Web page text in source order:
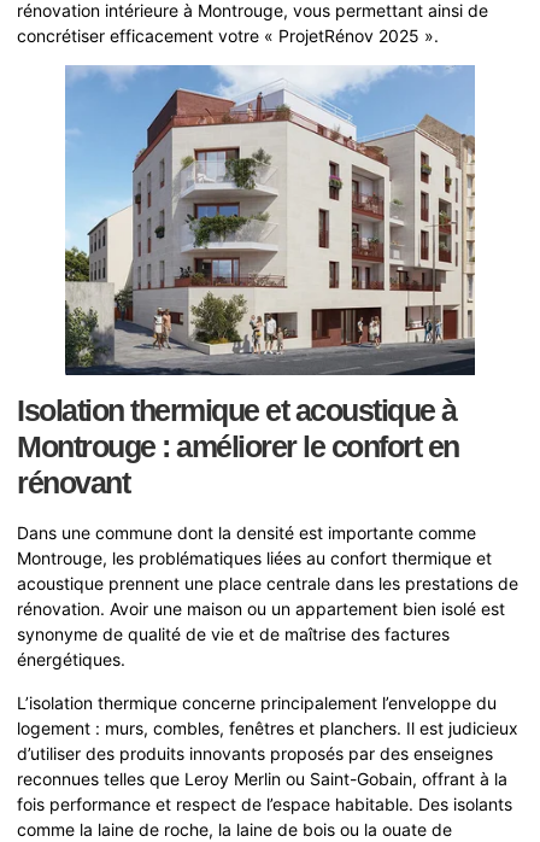
rénovation intérieure à Montrouge, vous permettant ainsi de
concrétiser efficacement votre « ProjetRénov 2025 ».
Isolation thermique et acoustique à
Montrouge : améliorer le confort en
rénovant
Dans une commune dont la densité est importante comme
Montrouge, les problématiques liées au confort thermique et
acoustique prennent une place centrale dans les prestations de
rénovation. Avoir une maison ou un appartement bien isolé est
synonyme de qualité de vie et de maîtrise des factures
énergétiques.
L’isolation thermique concerne principalement l’enveloppe du
logement : murs, combles, fenêtres et planchers. Il est judicieux
d’utiliser des produits innovants proposés par des enseignes
reconnues telles que Leroy Merlin ou Saint-Gobain, offrant à la
fois performance et respect de l’espace habitable. Des isolants
comme la laine de roche, la laine de bois ou la ouate de